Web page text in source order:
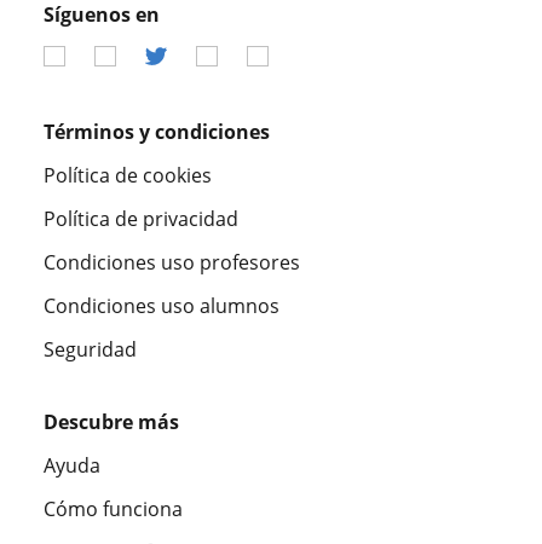
Síguenos en
Términos y condiciones
Política de cookies
Política de privacidad
Condiciones uso profesores
Condiciones uso alumnos
Seguridad
Descubre más
Ayuda
Cómo funciona